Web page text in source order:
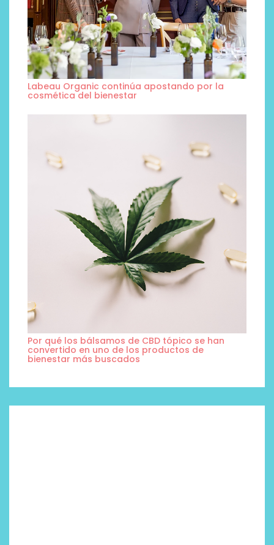
Labeau Organic continúa apostando por la
cosmética del bienestar
Por qué los bálsamos de CBD tópico se han
convertido en uno de los productos de
bienestar más buscados